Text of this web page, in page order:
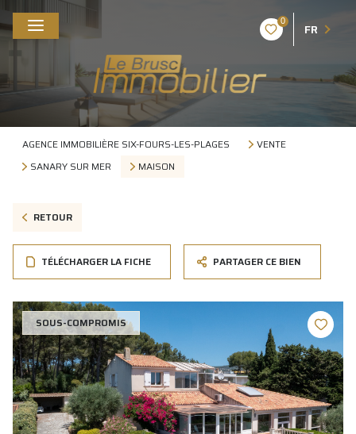
0 FR
AGENCE IMMOBILIÈRE SIX-FOURS-LES-PLAGES
VENTE
SANARY SUR MER
MAISON
RETOUR
TÉLÉCHARGER LA FICHE PARTAGER CE BIEN
SOUS-COMPROMIS